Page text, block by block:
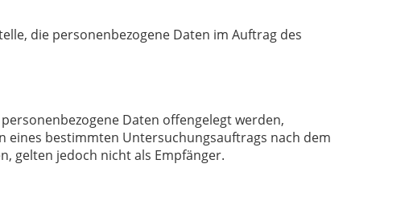
die personenbezogene Daten im Auftrag des
Daten offengelegt werden,
eines bestimmten Untersuchungsauftrags nach dem
gelten jedoch nicht als Empfänger.